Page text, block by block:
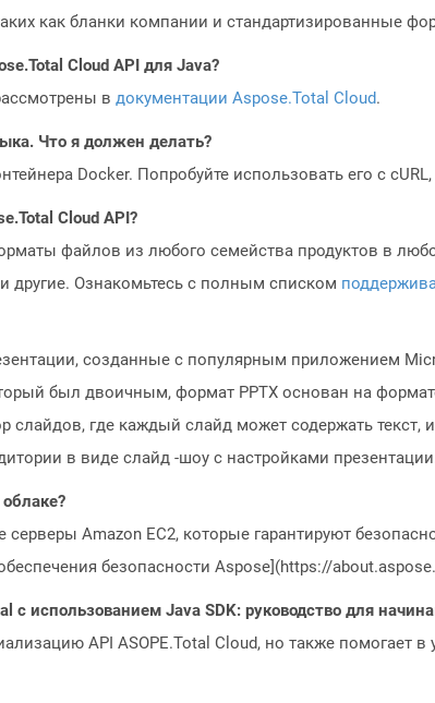
как бланки компании и стандартизированные
Cloud API для Java?
в документации Aspose.Total Cloud.
Что я должен делать?
Docker. Попробуйте использовать его с
Cloud API?
файлов из любого семейства продуктов в
и другие. Ознакомьтесь с полным списком
созданные с популярным приложением
был двоичным, формат PPTX основан на
слайдов, где каждый слайд может содержать
в виде слайд -шоу с настройками
Amazon EC2, которые гарантируют
безопасности Aspose](https://
с использованием Java SDK: руководство для
API ASOPE.Total Cloud, но также помогает